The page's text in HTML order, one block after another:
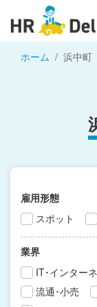
ホーム 浜中町
雇用形態
スポット
業界
IT･インター
流通･小売